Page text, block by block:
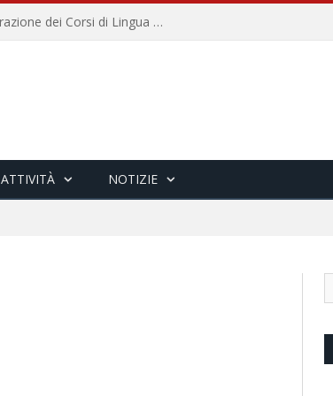
Università per Stranieri di Siena – Inaugurazione dei Corsi di Lingua e Cultura Italiana, 109a annata
ATTIVITÀ NOTIZIE